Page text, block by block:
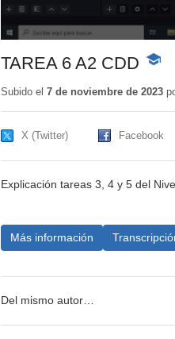
TAREA 6 A2 CDD
-
Subido el 7 de noviembre de 2023
X (Twitter) Facebook
Explicación tareas 3, 4 y 5 del
Más información
Del mismo autor…